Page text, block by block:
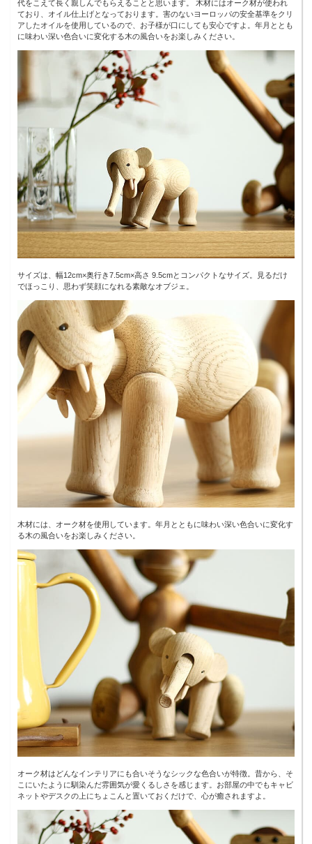
代をこえて長く親しんでもらえることと思います。 木材にはオーク材が使われ
ており、オイル仕上げとなっております。害のないヨーロッパの安全基準をクリ
アしたオイルを使用しているので、お子様が口にしても安心ですよ。年月ととも
に味わい深い色合いに変化する木の風合いをお楽しみください。
サイズは、幅12cm×奥行き7.5cm×高さ 9.5cmとコンパクトなサイズ。見るだけ
でほっこり、思わず笑顔になれる素敵なオブジェ。
木材には、オーク材を使用しています。年月とともに味わい深い色合いに変化す
る木の風合いをお楽しみください。
オーク材はどんなインテリアにも合いそうなシックな色合いが特徴。昔から、そ
こにいたように馴染んだ雰囲気が愛くるしさを感じます。お部屋の中でもキャビ
ネットやデスクの上にちょこんと置いておくだけで、心が癒されますよ。